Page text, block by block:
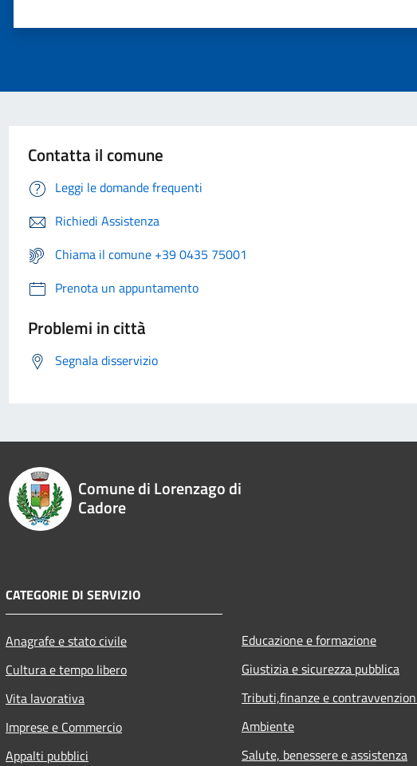
Contatta il comune
Leggi le domande frequenti
Richiedi Assistenza
Chiama il comune +39 0435 75001
Prenota un appuntamento
Problemi in città
Segnala disservizio
Comune di Lorenzago di
Cadore
CATEGORIE DI SERVIZIO
Anagrafe e stato civile
Cultura e tempo libero
Vita lavorativa
Imprese e Commercio
Appalti pubblici
Educazione e formazione
Giustizia e sicurezza pubblica
Tributi,finanze e
Ambiente
Salute, benessere e assistenza